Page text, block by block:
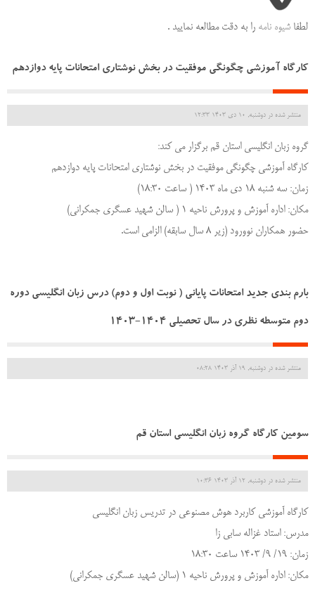
لطفا شیوه نامه را به دقت مطالعه نمایید .
کارگاه آموزشی چگونگی موفقیت در بخش نوشتاری امتحانات پایه دوازدهم
منتشر شده در دوشنبه, 10 دی 1403 12:33
گروه زبان انگلیسی استان قم برگزار می کند:
کارگاه آموزشی چگونگی موفقیت در بخش نوشتاری امتحانات پایه دوازدهم
زمان: سه شنبه ۱۸ دی ماه ۱۴۰۳ ( ساعت ۱۸:۳۰)
مکان: اداره آموزش و پرورش ناحیه ۱ ( سالن شهید عسگری جمکرانی)
حضور همکاران نوورود (زیر ۸ سال سابقه) الزامی است.
بارم بندی جدید امتحانات پایانی ( نوبت اول و دوم) درس زبان انگلیسی دوره
دوم متوسطه نظری در سال تحصیلی ۱۴۰۴-۱۴۰۳
منتشر شده در دوشنبه, 19 آذر 1403 08:28
سومین کارگاه گروه زبان انگلیسی استان قم
منتشر شده در دوشنبه, 12 آذر 1403 10:36
کارگاه آموزشی کاربرد هوش مصنوعی در تدریس زبان انگلیسی
مدرس: استاد غزاله سابی زا
زمان: 19/ 9/ 1403 ساعت 18:30
مکان: اداره آموزش و پرورش ناحیه 1 (سالن شهید عسگری جمکرانی)